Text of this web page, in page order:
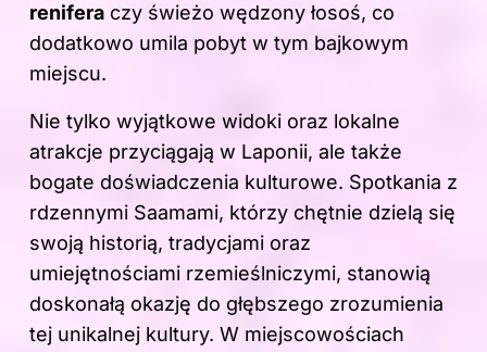
renifera czy świeżo wędzony łosoś, co
dodatkowo umila pobyt w tym bajkowym
miejscu.
Nie tylko wyjątkowe widoki oraz lokalne
atrakcje przyciągają w Laponii, ale także
bogate doświadczenia kulturowe. Spotkania z
rdzennymi Saamami, którzy chętnie dzielą się
swoją historią, tradycjami oraz
umiejętnościami rzemieślniczymi, stanowią
doskonałą okazję do głębszego zrozumienia
tej unikalnej kultury. W miejscowościach